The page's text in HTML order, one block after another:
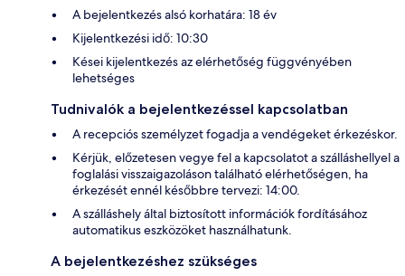
A bejelentkezés alsó korhatára: 18 év
Kijelentkezési idő: 10:30
Kései kijelentkezés az elérhetőség függvényében
lehetséges
Tudnivalók a bejelentkezéssel kapcsolatban
A recepciós személyzet fogadja a vendégeket érkezéskor.
Kérjük, előzetesen vegye fel a kapcsolatot a szálláshellyel a
foglalási visszaigazoláson található elérhetőségen, ha
érkezését ennél későbbre tervezi: 14:00.
A szálláshely által biztosított információk fordításához
automatikus eszközöket használhatunk.
A bejelentkezéshez szükséges